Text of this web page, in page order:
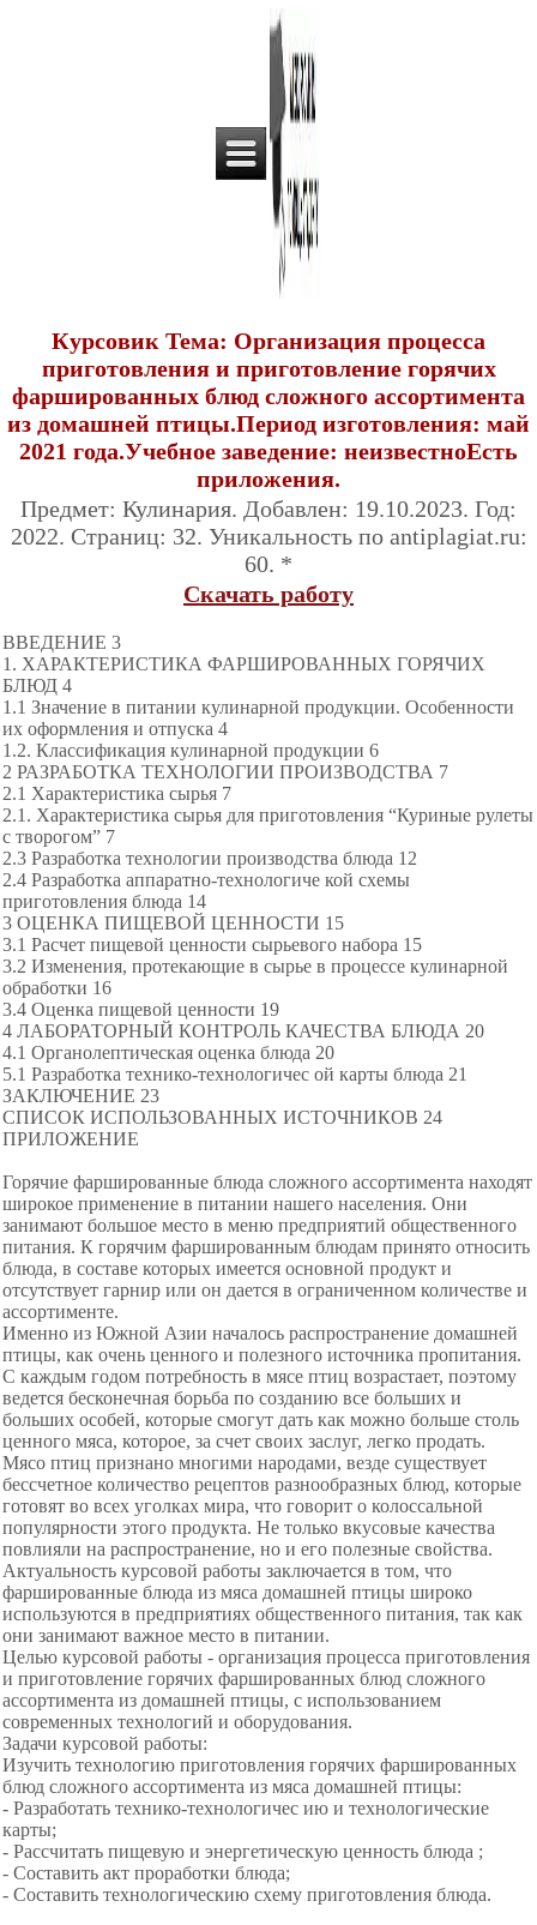
Курсовик Тема: Организация процесса
приготовления и приготовление горячих
фаршированных блюд сложного ассортимента
из домашней птицы.Период изготовления: май
2021 года.Учебное заведение: неизвестноЕсть
приложения.
Предмет: Кулинария. Добавлен: 19.10.2023. Год:
2022. Страниц: 32. Уникальность по antiplagiat.ru:
60. *
Скачать работу
ВВЕДЕНИЕ 3
1. ХАРАКТЕРИСТИКА ФАРШИРОВАННЫХ ГОРЯЧИХ
БЛЮД 4
1.1 Значение в питании кулинарной продукции. Особенности
их оформления и отпуска 4
1.2. Классификация кулинарной продукции 6
2 РАЗРАБОТКА ТЕХНОЛОГИИ ПРОИЗВОДСТВА 7
2.1 Характеристика сырья 7
2.1. Характеристика сырья для приготовления “Куриные рулеты
с творогом” 7
2.3 Разработка технологии производства блюда 12
2.4 Разработка аппаратно-технологиче кой схемы
приготовления блюда 14
3 ОЦЕНКА ПИЩЕВОЙ ЦЕННОСТИ 15
3.1 Расчет пищевой ценности сырьевого набора 15
3.2 Изменения, протекающие в сырье в процессе кулинарной
обработки 16
3.4 Оценка пищевой ценности 19
4 ЛАБОРАТОРНЫЙ КОНТРОЛЬ КАЧЕСТВА БЛЮДА 20
4.1 Органолептическая оценка блюда 20
5.1 Разработка технико-технологичес ой карты блюда 21
ЗАКЛЮЧЕНИЕ 23
СПИСОК ИСПОЛЬЗОВАННЫХ ИСТОЧНИКОВ 24
ПРИЛОЖЕНИЕ
Горячие фаршированные блюда сложного ассортимента находят
широкое применение в питании нашего населения. Они
занимают большое место в меню предприятий общественного
питания. К горячим фаршированным блюдам принято относить
блюда, в составе которых имеется основной продукт и
отсутствует гарнир или он дается в ограниченном количестве и
ассортименте.
Именно из Южной Азии началось распространение домашней
птицы, как очень ценного и полезного источника пропитания.
С каждым годом потребность в мясе птиц возрастает, поэтому
ведется бесконечная борьба по созданию все больших и
больших особей, которые смогут дать как можно больше столь
ценного мяса, которое, за счет своих заслуг, легко продать.
Мясо птиц признано многими народами, везде существует
бессчетное количество рецептов разнообразных блюд, которые
готовят во всех уголках мира, что говорит о колоссальной
популярности этого продукта. Не только вкусовые качества
повлияли на распространение, но и его полезные свойства.
Актуальность курсовой работы заключается в том, что
фаршированные блюда из мяса домашней птицы широко
используются в предприятиях общественного питания, так как
они занимают важное место в питании.
Целью курсовой работы - организация процесса приготовления
и приготовление горячих фаршированных блюд сложного
ассортимента из домашней птицы, с использованием
современных технологий и оборудования.
Задачи курсовой работы:
Изучить технологию приготовления горячих фаршированных
блюд сложного ассортимента из мяса домашней птицы:
- Разработать технико-технологичес ию и технологические
карты;
- Рассчитать пищевую и энергетическую ценность блюда ;
- Составить акт проработки блюда;
- Составить технологическию схему приготовления блюда.